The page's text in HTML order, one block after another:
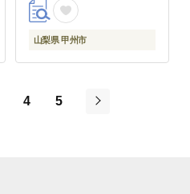
山梨県 甲州市
4
5